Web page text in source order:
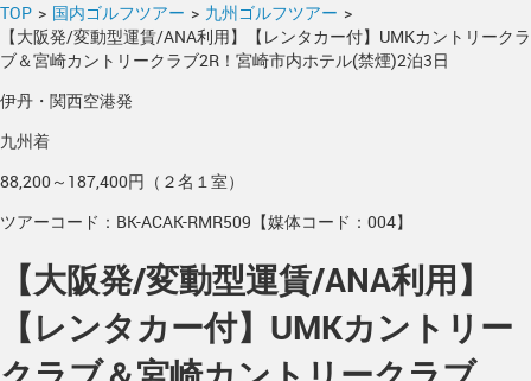
TOP > 国内ゴルフツアー > 九州ゴルフツアー >
【大阪発/変動型運賃/ANA利用】【レンタカー付】UMKカントリークラ
ブ＆宮崎カントリークラブ2R！宮崎市内ホテル(禁煙)2泊3日
伊丹・関西空港発
九州着
88,200～187,400円（２名１室）
ツアーコード：BK-ACAK-RMR509【媒体コード：004】
【大阪発/変動型運賃/ANA利用】
【レンタカー付】UMKカントリー